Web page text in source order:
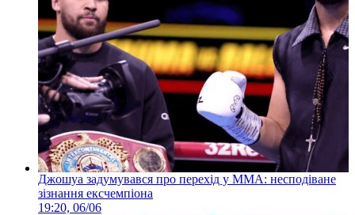
Джошуа задумувався про перехід у ММА: несподіване
зізнання ексчемпіона
19:20, 06/06